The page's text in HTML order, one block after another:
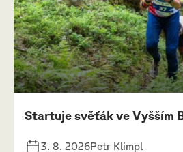
Startuje svěťák ve Vyšším
3. 8. 2026Petr Klimpl